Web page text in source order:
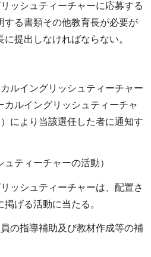
ッシュティーチャーに応募する
する書類その他教育長が必要が
提出しなければならない。
ルイングリッシュティーチャー
カルイングリッシュティーチャ
により当該選任した者に通知す
ュティーチャーの活動）
ッシュティーチャーは、配置さ
げる活動に当たる。
の指導補助及び教材作成等の補